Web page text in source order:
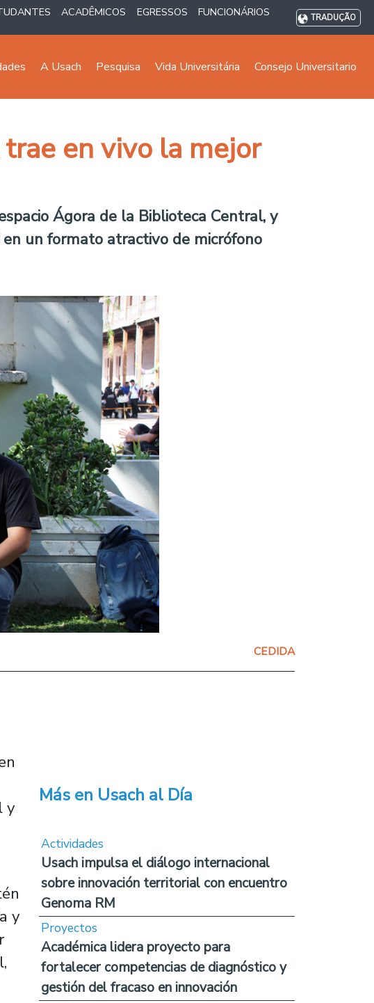
ACADÊMICOS EGRESSOS FUNCIONÁRIOS TRADUÇÃO
A Usach Pesquisa Vida Universitária Consejo Universitario
en vivo la mejor
Ágora de la Biblioteca Central, y
un formato atractivo de micrófono
CEDIDA
y
y
Más en Usach al Día
Actividades
Usach impulsa el diálogo internacional
sobre innovación territorial con encuentro
Genoma RM
Proyectos
Académica lidera proyecto para
fortalecer competencias de diagnóstico y
gestión del fracaso en innovación